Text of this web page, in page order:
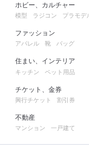
ホビー、カルチャー
模型 ラジコン プラモデ
ファッション
アパレル 靴 バッグ
住まい、インテリア
キッチン ペット用品
チケット、金券
興行チケット 割引券
不動産
マンション 一戸建て